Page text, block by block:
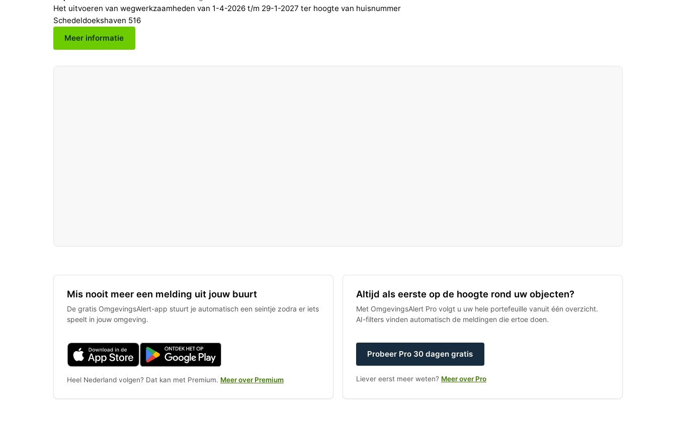
Het uitvoeren van wegwerkzaamheden van 1-4-2026 t/m 29-1-2027 ter hoogte van huisnummer
Schedeldoekshaven 516
Meer informatie
Mis nooit meer een melding uit jouw buurt
De gratis OmgevingsAlert-app stuurt je automatisch een seintje zodra er iets
speelt in jouw omgeving.
Heel Nederland volgen? Dat kan met Premium. Meer over Premium
Altijd als eerste op de hoogte rond uw objecten?
Met OmgevingsAlert Pro volgt u uw hele portefeuille vanuit één overzicht.
AI-filters vinden automatisch de meldingen die ertoe doen.
Probeer Pro 30 dagen gratis
Liever eerst meer weten? Meer over Pro